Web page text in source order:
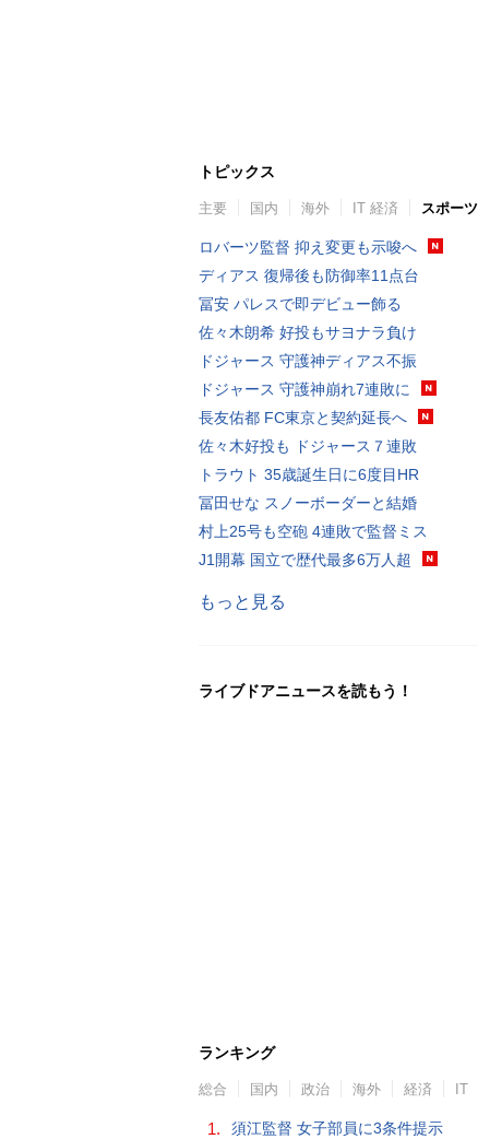
トピックス
主要 国内 海外 IT 経済 スポーツ
ロバーツ監督 抑え変更も示唆へ
ディアス 復帰後も防御率11点台
冨安 パレスで即デビュー飾る
佐々木朗希 好投もサヨナラ負け
ドジャース 守護神ディアス不振
ドジャース 守護神崩れ7連敗に
長友佑都 FC東京と契約延長へ
佐々木好投も ドジャース７連敗
トラウト 35歳誕生日に6度目HR
冨田せな スノーボーダーと結婚
村上25号も空砲 4連敗で監督ミス
J1開幕 国立で歴代最多6万人超
もっと見る
ライブドアニュースを読もう！
ランキング
総合 国内 政治 海外 経済 IT
1. 須江監督 女子部員に3条件提示